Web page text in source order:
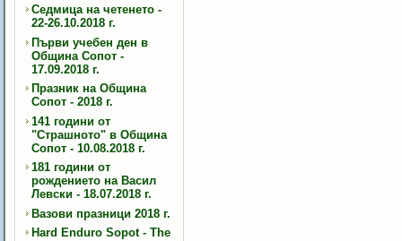
Седмица на четенето -
22-26.10.2018 г.
Първи учебен ден в
Община Сопот -
17.09.2018 г.
Празник на Община
Сопот - 2018 г.
141 години от
"Страшното" в Община
Сопот - 10.08.2018 г.
181 години от
рождението на Васил
Левски - 18.07.2018 г.
Вазови празници 2018 г.
Hard Enduro Sopot - The